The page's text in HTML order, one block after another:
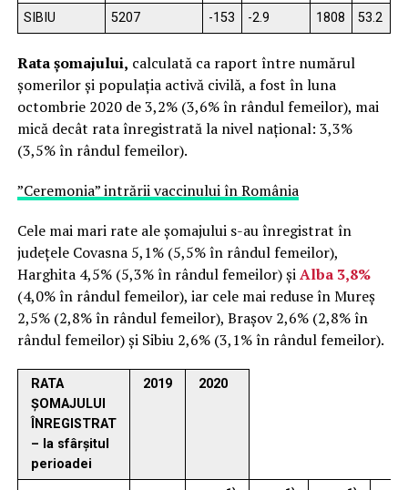
SIBIU
5207 -153 -2.9 1808 53.2
Rata şomajului, calculată ca raport între numărul
şomerilor şi populaţia activă civilă, a fost în luna
octombrie 2020 de 3,2% (3,6% în rândul femeilor), mai
mică decât rata înregistrată la nivel naţional: 3,3%
(3,5% în rândul femeilor).
”Ceremonia” intrării vaccinului în România
Cele mai mari rate ale şomajului s-au înregistrat în
judeţele Covasna 5,1% (5,5% în rândul femeilor),
Harghita 4,5% (5,3% în rândul femeilor) șiAlba 3,8%
(4,0% în rândul femeilor), iar cele mai reduse în Mureș
2,5% (2,8% în rândul femeilor), Brașov 2,6% (2,8% în
rândul femeilor) şi Sibiu 2,6% (3,1% în rândul femeilor).
RATA
ŞOMAJULUI
ÎNREGISTRAT
– la sfârşitul
perioadei
2019 2020